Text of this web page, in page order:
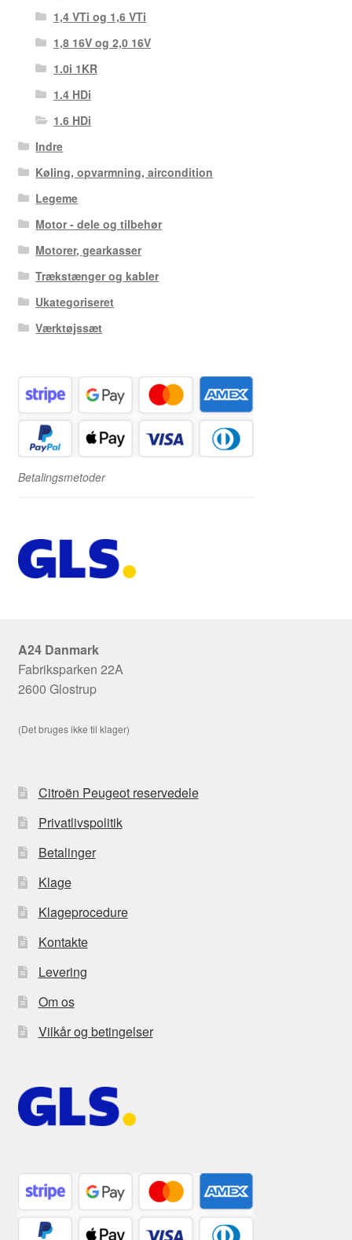
1,4 VTi og 1,6 VTi
1,8 16V og 2,0 16V
1.0i 1KR
1.4 HDi
1.6 HDi
Indre
Køling, opvarmning, aircondition
Legeme
Motor - dele og tilbehør
Motorer, gearkasser
Trækstænger og kabler
Ukategoriseret
Værktøjssæt
Betalingsmetoder
A24 Danmark
Fabriksparken 22A
2600 Glostrup
(Det bruges ikke til klager)
Citroën Peugeot reservedele
Privatlivspolitik
Betalinger
Klage
Klageprocedure
Kontakte
Levering
Om os
Vilkår og betingelser